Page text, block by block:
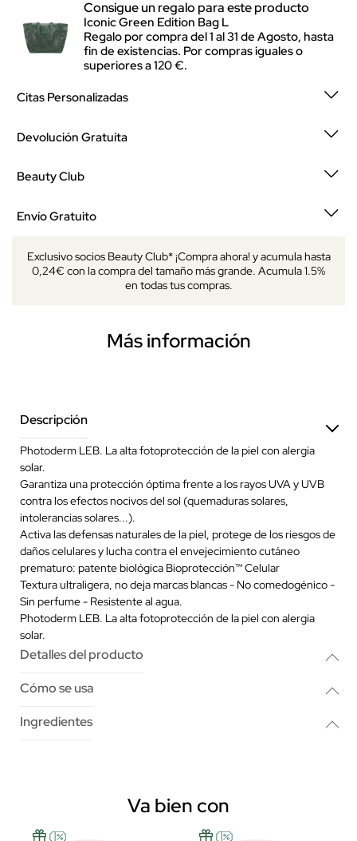
Consigue un regalo para este producto
Iconic Green Edition Bag L
Regalo por compra del 1 al 31 de Agosto, hasta
fin de existencias. Por compras iguales o
superiores a 120 €.
Citas Personalizadas
Devolución Gratuita
Beauty Club
Envío Gratuito
Exclusivo socios Beauty Club* ¡Compra ahora! y acumula hasta
0,24€ con la compra del tamaño más grande. Acumula 1.5%
en todas tus compras.
Más información
Descripción
Photoderm LEB. La alta fotoprotección de la piel con alergia
solar.
Garantiza una protección óptima frente a los rayos UVA y UVB
contra los efectos nocivos del sol (quemaduras solares,
intolerancias solares...).
Activa las defensas naturales de la piel, protege de los riesgos de
daños celulares y lucha contra el envejecimiento cutáneo
prematuro: patente biológica Bioprotección™ Celular
Textura ultraligera, no deja marcas blancas - No comedogénico -
Sin perfume - Resistente al agua.
Photoderm LEB. La alta fotoprotección de la piel con alergia
solar.
Detalles del producto
Cómo se usa
Ingredientes
Va bien con